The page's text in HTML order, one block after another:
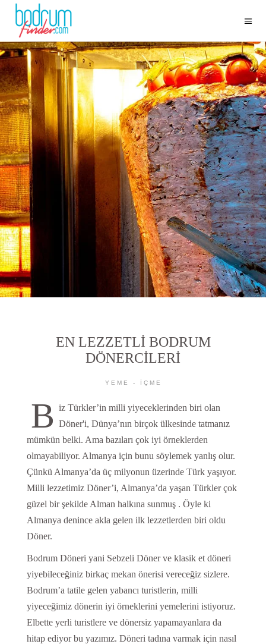
EN LEZZETLİ BODRUM
DÖNERCİLERİ
YEME - İÇME
B iz Türkler’in milli yiyeceklerinden biri olan
Döner'i, Dünya’nın birçok ülkesinde tatmanız
mümkün belki. Ama bazıları çok iyi örneklerden
olmayabiliyor. Almanya için bunu söylemek yanlış olur.
Çünkü Almanya’da üç milyonun üzerinde Türk yaşıyor.
Milli lezzetimiz Döner’i, Almanya’da yaşan Türkler çok
güzel bir şekilde Alman halkına sunmuş . Öyle ki
Almanya denince akla gelen ilk lezzetlerden biri oldu
Döner.
Bodrum Döneri yani Sebzeli Döner ve klasik et döneri
yiyebileceğiniz birkaç mekan önerisi vereceğiz sizlere.
Bodrum’a tatile gelen yabancı turistlerin, milli
yiyeceğimiz dönerin iyi örneklerini yemelerini istiyoruz.
Elbette yerli turistlere ve dönersiz yapamayanlara da
hitap ediyor bu yazımız. Döneri tadına varmak için nasıl